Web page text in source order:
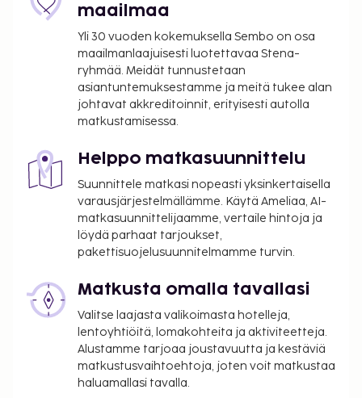
maailmaa
Yli 30 vuoden kokemuksella Sembo on osa
maailmanlaajuisesti luotettavaa Stena-
ryhmää. Meidät tunnustetaan
asiantuntemuksestamme ja meitä tukee alan
johtavat akkreditoinnit, erityisesti autolla
matkustamisessa.
Helppo matkasuunnittelu
Suunnittele matkasi nopeasti yksinkertaisella
varausjärjestelmällämme. Käytä Ameliaa, AI-
matkasuunnittelijaamme, vertaile hintoja ja
löydä parhaat tarjoukset,
pakettisuojelusuunnitelmamme turvin.
Matkusta omalla tavallasi
Valitse laajasta valikoimasta hotelleja,
lentoyhtiöitä, lomakohteita ja aktiviteetteja.
Alustamme tarjoaa joustavuutta ja kestäviä
matkustusvaihtoehtoja, joten voit matkustaa
haluamallasi tavalla.